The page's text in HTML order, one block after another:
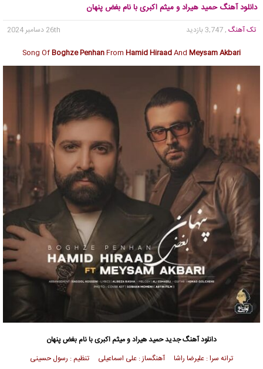
دانلود آهنگ حمید هیراد و میثم اکبری با نام بغض پنهان
تک آهنگ , 3,747 بازدید
26th دسامبر 2024
Song OfBoghze PenhanFrom Hamid HiraadAnd Meysam Akbari
دانلود آهنگ جدیدحمید هیرادو میثم اکبری با نام بغض پنهان
ترانه سرا : علیرضا راشا آهنگساز : علی اسماعیلی تنظیم : رسول حسینی